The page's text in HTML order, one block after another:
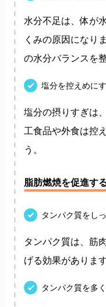
水分不足は、体が
くみの原因になり
の水分バランスを
塩分を控えめに
塩分の摂りすぎは
工食品や外食は控
う。
脂肪燃焼を促進す
タンパク質をし
タンパク質は、筋
げる効果があります
タンパク質を多